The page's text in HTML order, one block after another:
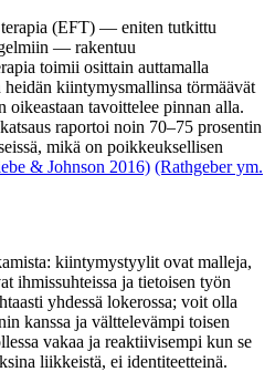
(EFT) — eniten tutkittu
— rakentuu
toimii osittain auttamalla
kiintymysmallinsa törmäävät
oikeastaan tavoittelee pinnan alla.
raportoi noin 70–75 prosentin
mikä on poikkeuksellisen
& Johnson 2016) (Rathgeber ym.
kiintymystyylit ovat malleja,
ihmissuhteissa ja tietoisen työn
yhdessä lokerossa; voit olla
kanssa ja välttelevämpi toisen
vakaa ja reaktiivisempi kun se
liikkeistä, ei identiteetteinä.